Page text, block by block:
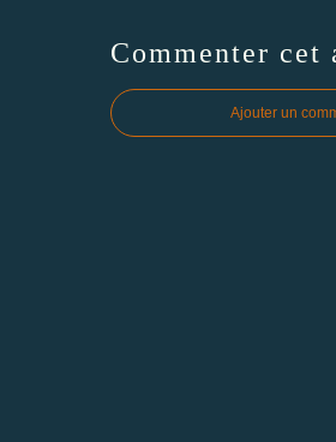
Commenter cet
Ajouter un